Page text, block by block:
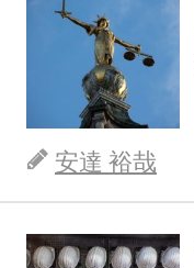
安達 裕哉